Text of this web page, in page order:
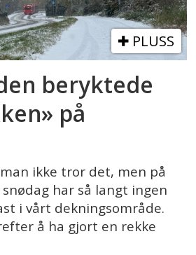
PLUSS
beryktede
på
ikke tror det, men på
har så langt ingen
i vårt dekningsområde.
å ha gjort en rekke